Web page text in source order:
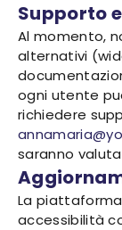
Supporto
Al momento,
alternativi
ogni utente
richiedere
saranno
La
accessibilità